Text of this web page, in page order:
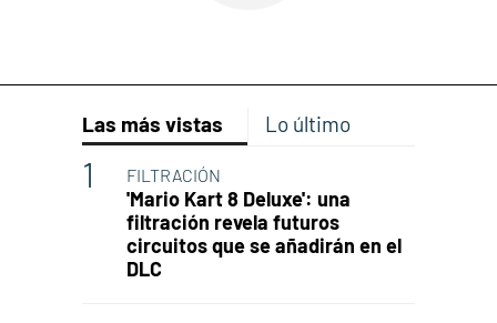
Las más vistas Lo último
FILTRACIÓN
'Mario Kart 8 Deluxe': una
filtración revela futuros
circuitos que se añadirán en el
DLC